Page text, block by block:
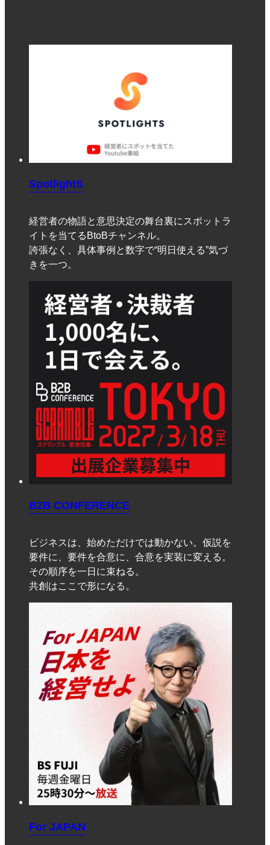
SpotlightS
経営者の物語と意思決定の舞台裏にスポットラ
イトを当てるBtoBチャンネル。
誇張なく、具体事例と数字で“明日使える”気づ
きを一つ。
B2B CONFERENCE
ビジネスは、始めただけでは動かない。仮説を
要件に、要件を合意に、合意を実装に変える。
その順序を一日に束ねる。
共創はここで形になる。
For JAPAN